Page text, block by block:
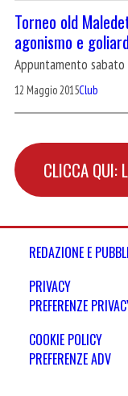
Torneo old
agonismo e
Appuntamento
12 Maggio 2015Club
CLICCA QUI:
REDAZIONE E
PRIVACY
PREFERENZE
COOKIE POLICY
PREFERENZE ADV